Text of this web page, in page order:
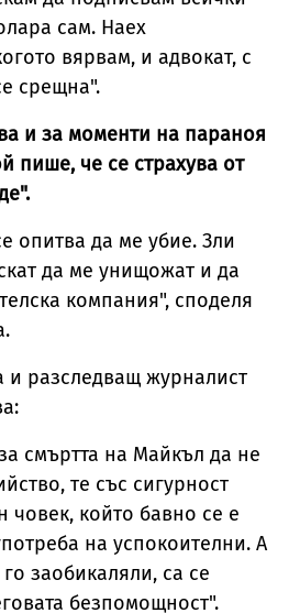
сам. Наех
вярвам, и адвокат, с
срещна".
и за моменти на параноя
пише, че се страхува от
опитва да ме убие. Зли
да ме унищожат и да
компания", споделя
и разследващ журналист
смъртта на Майкъл да не
те със сигурност
човек, който бавно се е
на успокоителни. А
заобикаляли, са се
безпомощност".